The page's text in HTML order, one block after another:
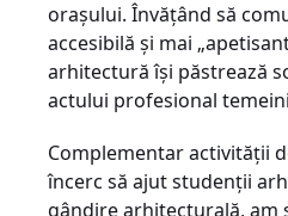
oraşului. Învăţând să
accesibilă şi mai
arhitectură îşi păstrează
actului profesional
Complementar activităţii
încerc să ajut studenţii
gândire arhitecturală, am